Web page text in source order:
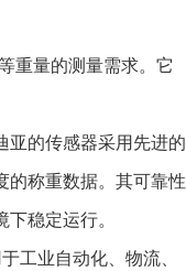
重量的测量需求。它
亚的传感器采用先进的
的称重数据。其可靠性
稳定运行。
工业自动化、物流、